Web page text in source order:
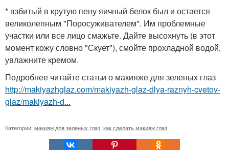
* взбитый в крутую пену яичный белок был и остается
великолепным "Поросуживателем". Им проблемные
участки или все лицо смажьте. Дайте высохнуть (в этот
момент кожу словно "Скует"), смойте прохладной водой,
увлажните кремом.
Подробнее читайте статьи о макияже для зеленых глаз
http://makiyazhglaz.com/makiyazh-glaz-dlya-raznyh-cvetov-
glaz/makiyazh-d...
Категории: макияж для зеленых глаз как сделать макияж глаз